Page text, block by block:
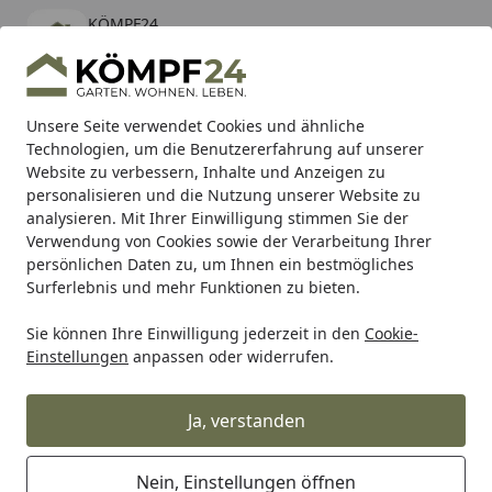
Unsere Seite verwendet Cookies und ähnliche
Technologien, um die Benutzererfahrung auf unserer
Website zu verbessern, Inhalte und Anzeigen zu
personalisieren und die Nutzung unserer Website zu
analysieren. Mit Ihrer Einwilligung stimmen Sie der
Verwendung von Cookies sowie der Verarbeitung Ihrer
persönlichen Daten zu, um Ihnen ein bestmögliches
Surferlebnis und mehr Funktionen zu bieten.
Sie können Ihre Einwilligung jederzeit in den Cookie-
Einstellungen anpassen oder widerrufen.
Ja, verstanden
Nein, Einstellungen öffnen
KÖMPF24
kostenlos - Im App Store
Hotline
Alle Produkte
Mein Konto
Suchen
Karibu Pools inkl. gratis Sandfilteranlage & Pool-
Starterset (Gesamtwert bis 468,99€)
Startseite
Zaun Vorgartenzaun Holz Vorgartenzäune T&J Holz
T&J KAMPEN Gartenzaun Senkrecht
Ranki 100 x 90 cm